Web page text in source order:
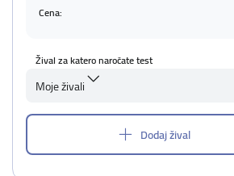
Cena:
Žival za katero naročate test
Moje živali
Dodaj žival